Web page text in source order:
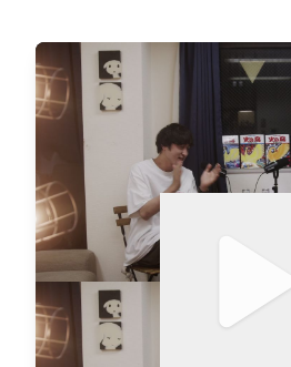
edroom Talks」開催！リスナー
的な熱狂を入り口に、「音楽伝
きか、体験を提供すべきか」
人ならではの角度で紐解きま
時期に配信されたNetflixドキ
ーディクト』や、A24が手掛
メンタリー映画『The Moment
が作る虚像と実像」「SNS時
ュース」についてディープに
己解体。終盤は、売れない表
画の話題から、クリエイターと
生存戦略に着地する、濃厚な1
0:00:00 マイケル・ジャクソン